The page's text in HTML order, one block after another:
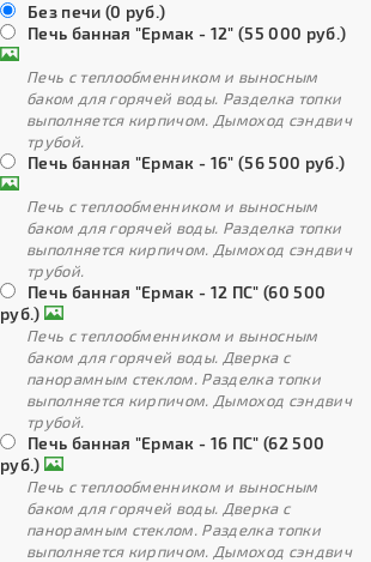
Без печи (0 руб.)
Печь банная "Ермак - 12" (55 000 руб.)
Печь с теплообменником и выносным
баком для горячей воды. Разделка топки
выполняется кирпичом. Дымоход сэндвич
трубой.
Печь банная "Ермак - 16" (56 500 руб.)
Печь с теплообменником и выносным
баком для горячей воды. Разделка топки
выполняется кирпичом. Дымоход сэндвич
трубой.
Печь банная "Ермак - 12 ПС" (60 500
руб.)
Печь с теплообменником и выносным
баком для горячей воды. Дверка с
панорамным стеклом. Разделка топки
выполняется кирпичом. Дымоход сэндвич
трубой.
Печь банная "Ермак - 16 ПС" (62 500
руб.)
Печь с теплообменником и выносным
баком для горячей воды. Дверка с
панорамным стеклом. Разделка топки
выполняется кирпичом. Дымоход сэндвич